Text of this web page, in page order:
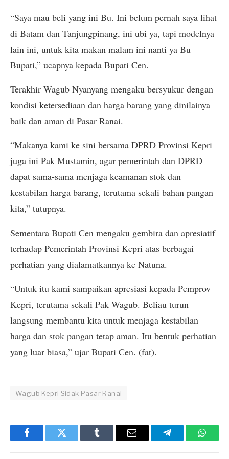
“Saya mau beli yang ini Bu. Ini belum pernah saya lihat
di Batam dan Tanjungpinang, ini ubi ya, tapi modelnya
lain ini, untuk kita makan malam ini nanti ya Bu
Bupati,” ucapnya kepada Bupati Cen.
Terakhir Wagub Nyanyang mengaku bersyukur dengan
kondisi ketersediaan dan harga barang yang dinilainya
baik dan aman di Pasar Ranai.
“Makanya kami ke sini bersama DPRD Provinsi Kepri
juga ini Pak Mustamin, agar pemerintah dan DPRD
dapat sama-sama menjaga keamanan stok dan
kestabilan harga barang, terutama sekali bahan pangan
kita,” tutupnya.
Sementara Bupati Cen mengaku gembira dan apresiatif
terhadap Pemerintah Provinsi Kepri atas berbagai
perhatian yang dialamatkannya ke Natuna.
“Untuk itu kami sampaikan apresiasi kepada Pemprov
Kepri, terutama sekali Pak Wagub. Beliau turun
langsung membantu kita untuk menjaga kestabilan
harga dan stok pangan tetap aman. Itu bentuk perhatian
yang luar biasa,” ujar Bupati Cen. (fat).
Wagub Kepri Sidak Pasar Ranai
FacebookTwitter Tumblr Email Telegram